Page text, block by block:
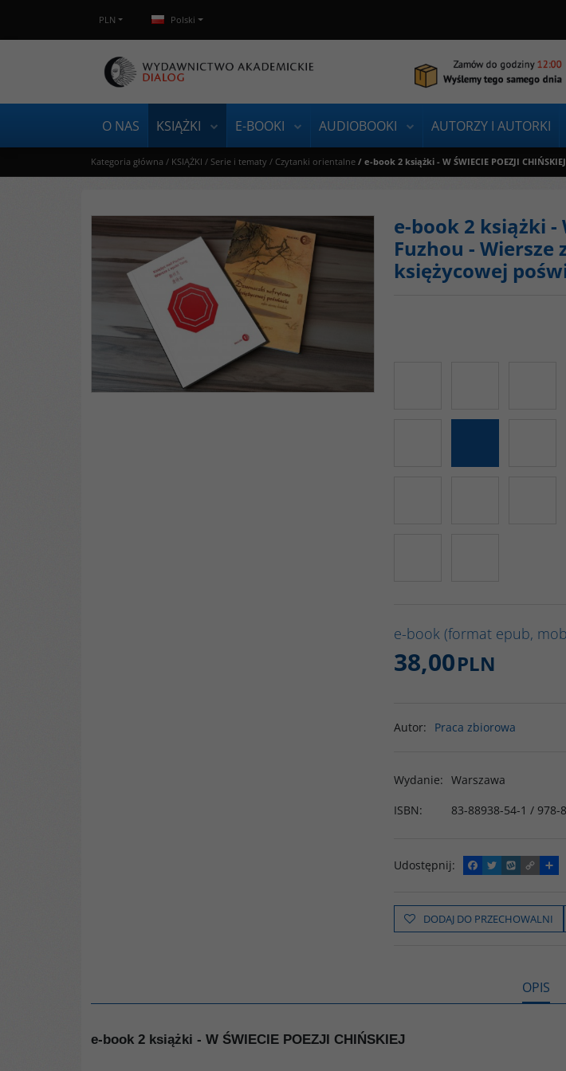
PLN Polski
O NAS KSIĄŻKI E-BOOKI AUDIOBOOKI AUTORZY I AUTORKI
Kategoria główna / KSIĄŻKI / Serie i tematy / Czytanki orientalne / e-book 2 książki - W ŚWIECIE POEZJI
e-book 2 książki -
Fuzhou -
księżycowej
e-book (format epub,
38,00PLN
Autor: Praca zbiorowa
Wydanie: Warszawa
ISBN: 83-88938-54-1 / 978-
Udostępnij:
F
a
e
b
o
T
w
t
t
e
W
y
o
p
C
o
y
L
i
P
o
z
i
e
ę
DODAJ DO PRZECHOWALNI
OPIS
e-book 2 książki - W ŚWIECIE POEZJI CHIŃSKIEJ